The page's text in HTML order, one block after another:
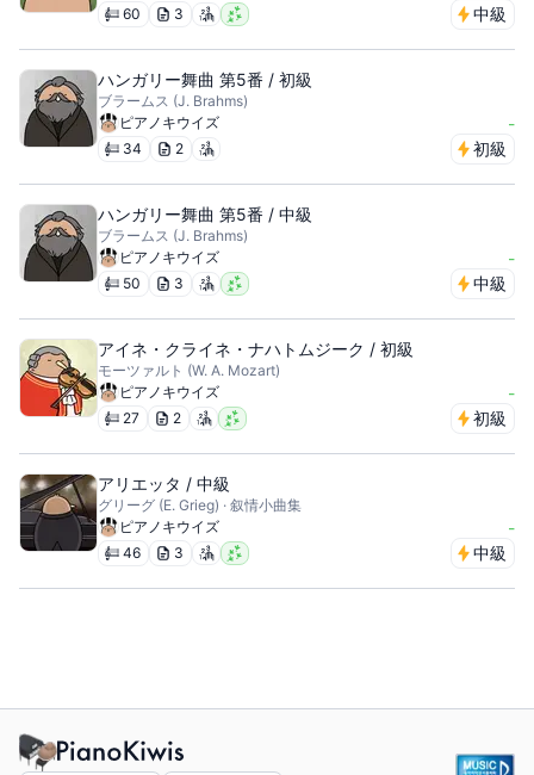
60 3 中級
ハンガリー舞曲 第5番 / 初級
ブラームス (J. Brahms)
ピアノキウイズ
-
34 2 初級
ハンガリー舞曲 第5番 / 中級
ブラームス (J. Brahms)
ピアノキウイズ
-
50 3 中級
アイネ・クライネ・ナハトムジーク / 初級
モーツァルト (W. A. Mozart)
ピアノキウイズ
-
27 2 初級
アリエッタ / 中級
グリーグ (E. Grieg) · 叙情小曲集
ピアノキウイズ
-
46 3 中級